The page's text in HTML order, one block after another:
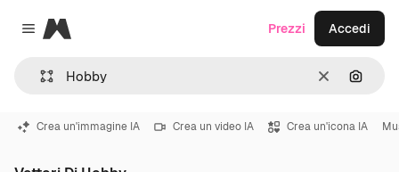
Close menu
Magnific
CancellaCerca
Prezzi Accedi
Crea un'immagine IA Crea un video IA Crea un'icona IA